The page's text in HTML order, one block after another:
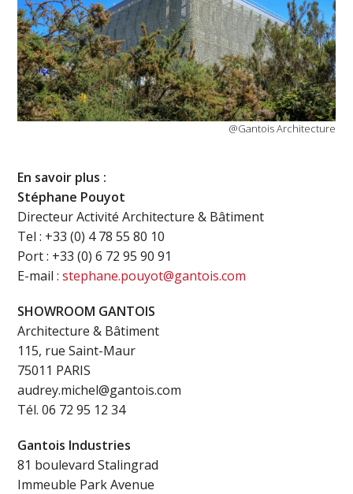
@Gantois Architecture
En savoir plus :
Stéphane Pouyot
Directeur Activité Architecture & Bâtiment
Tel : +33 (0) 4 78 55 80 10
Port : +33 (0) 6 72 95 90 91
E-mail :stephane.pouyot@gantois.com
SHOWROOM GANTOIS
Architecture & Bâtiment
115, rue Saint-Maur
75011 PARIS
audrey.michel@gantois.com
Tél. 06 72 95 12 34
Gantois Industries
81 boulevard Stalingrad
Immeuble Park Avenue